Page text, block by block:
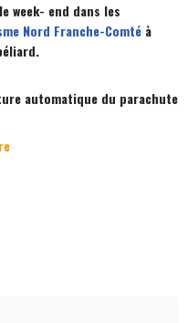
week- end dans les
Nord Franche-Comté à
automatique du parachute